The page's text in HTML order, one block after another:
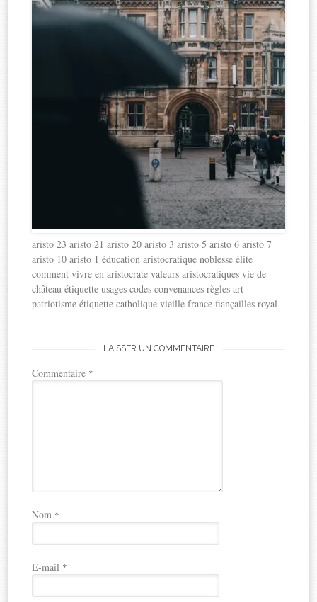
aristo 23 aristo 21 aristo 20 aristo 3 aristo 5 aristo 6 aristo 7
aristo 10 aristo 1 éducation aristocratique noblesse élite
comment vivre en aristocrate valeurs aristocratiques vie de
château étiquette usages codes convenances règles art
patriotisme étiquette catholique vieille france fiançailles royal
LAISSER UN COMMENTAIRE
Commentaire *
Nom *
E-mail *